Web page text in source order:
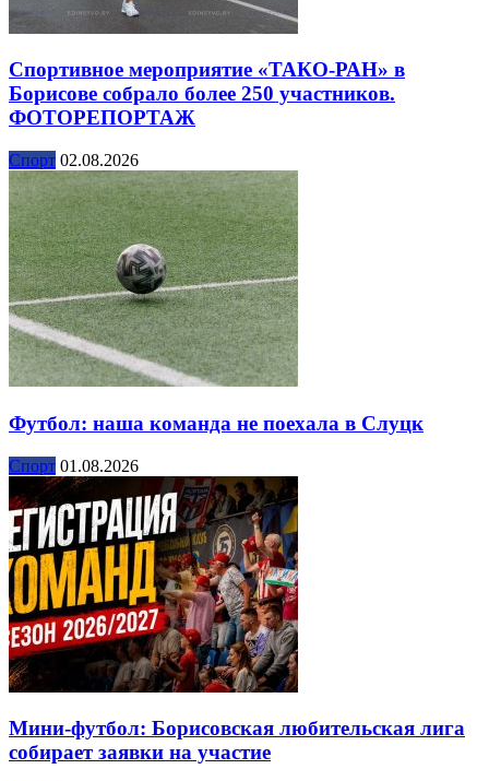
Спортивное мероприятие «ТАКО-РАН» в
Борисове собрало более 250 участников.
ФОТОРЕПОРТАЖ
Спорт 02.08.2026
Футбол: наша команда не поехала в Слуцк
Спорт 01.08.2026
Мини-футбол: Борисовская любительская лига
собирает заявки на участие